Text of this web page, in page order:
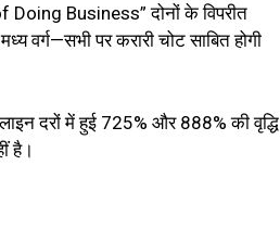
Doing Business” दोनों के विपरीत
वर्ग—सभी पर करारी चोट साबित होगी
दरों में हुई 725% और 888% की वृद्धि
है।